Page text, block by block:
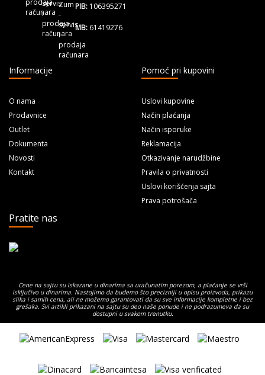
PIB: 106395271
MB: 61419276
Informacije
O nama
Prodavnice
Outlet
Dokumenta
Novosti
Kontakt
Pomoć pri kupovini
Uslovi kupovine
Način plaćanja
Način isporuke
Reklamacija
Otkazivanje narudžbine
Pravila o privatnosti
Uslovi korišćenja sajta
Prava potrošača
Pratite nas
Cene na sajtu su iskazane u dinarima sa uračunatim porezom, a plaćanje se vrši
isključivo u dinarima. Nastojimo da budemo što precizniji u opisu proizvoda, prikazu
slika i samih cena, ali ne možemo garantovati da su sve informacije kompletne i bez
grešaka. Svi artikli prikazani na sajtu su deo naše ponude i ne podrazumeva da su
dostupni u svakom trenutku.